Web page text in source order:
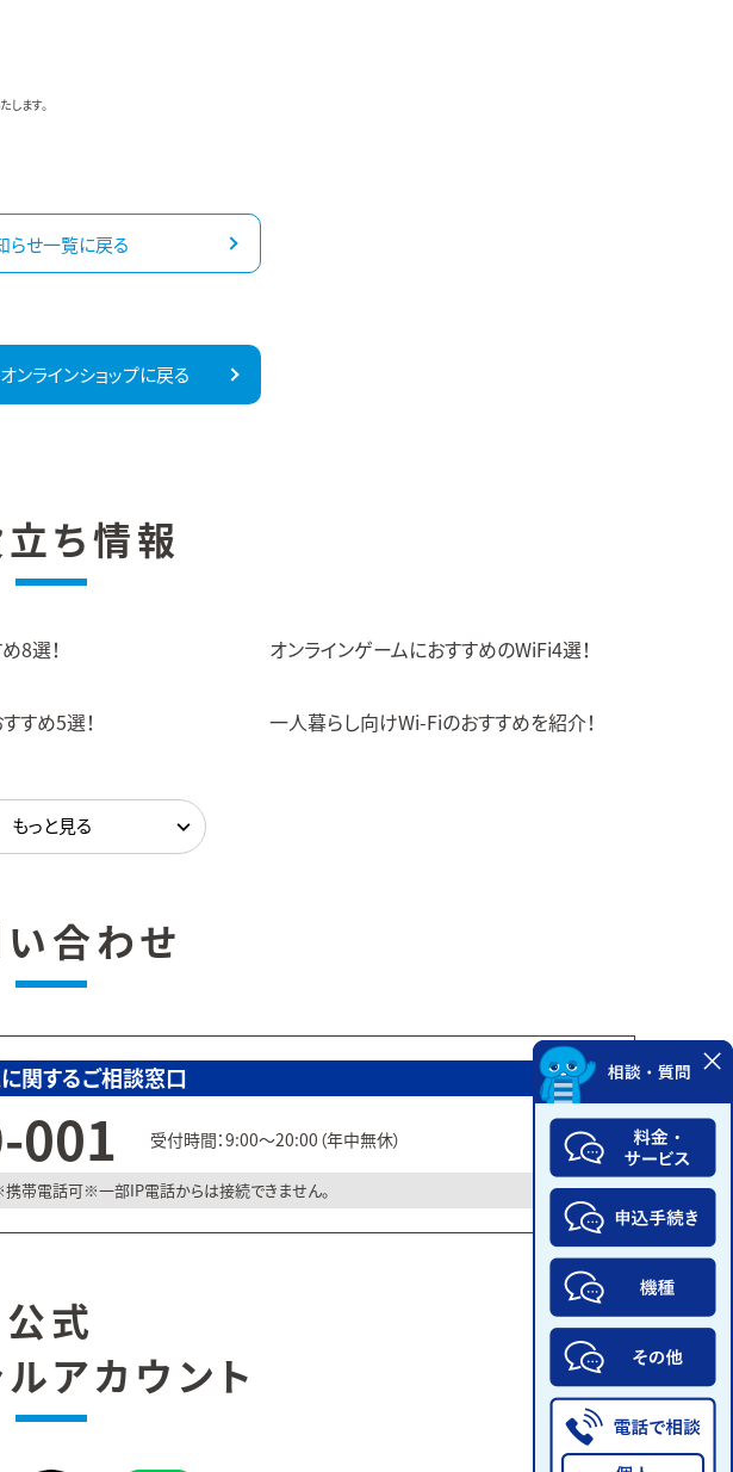
ます。
らせ一覧に戻る
ンラインショップに戻る
ち情報
8選！ オンラインゲームにおすすめのWiFi4選！
すめ5選！ 一人暮らし向けWi-Fiのおすすめを紹介！
合わせ
関するご相談窓口
001 受付時間：9:00～20:00（年中無休）
携帯電話可 一部IP電話からは接続できません。
公式
アカウント